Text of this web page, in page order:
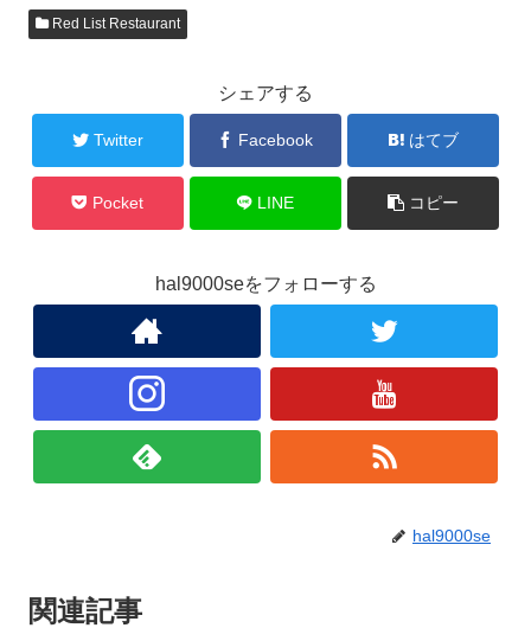
Red List Restaurant
シェアする
Twitter Facebook はてブ
Pocket LINE コピー
hal9000seをフォローする
hal9000se
関連記事